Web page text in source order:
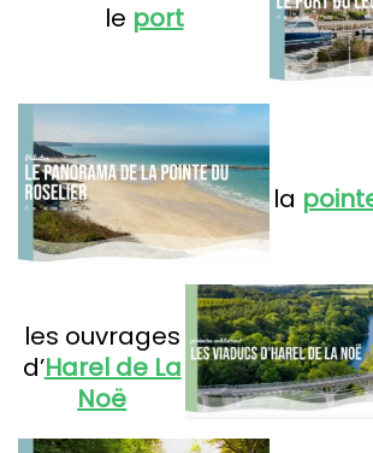
le port
la
les ouvrages
d’Harel de La
Noë